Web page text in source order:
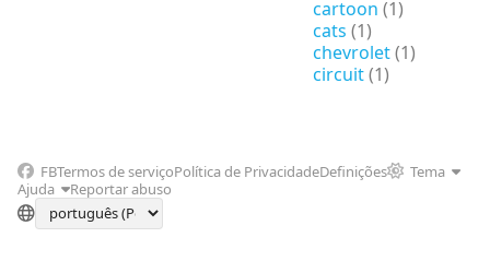
cartoon (1)
cats (1)
chevrolet(1)
circuit(1)
FBTermos de serviçoPolítica de PrivacidadeDefinições
Tema
Ajuda
Reportar abuso